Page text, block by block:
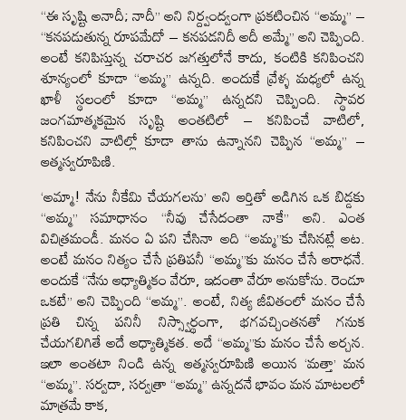
“ఈ సృష్టి అనాదీ; నాదీ” అని నిర్ద్వంద్వంగా ప్రకటించిన “అమ్మ” –
“కనపడుతున్న రూపమేదో – కనపడనిదీ అదీ అమ్మే” అని చెప్పింది.
అంటే కనిపిస్తున్న చరాచర జగత్తులోనే కాదు, కంటికి కనిపించని
శూన్యంలో కూడా “అమ్మ” ఉన్నది. అందుకే వ్రేళ్ళ మధ్యలో ఉన్న
ఖాళీ స్థలంలో కూడా “అమ్మ” ఉన్నదని చెప్పింది. స్థావర
జంగమాత్మకమైన సృష్టి అంతటిలో – కనిపించే వాటిలో,
కనిపించని వాటిల్లో కూడా తాను ఉన్నానని చెప్పిన “అమ్మ” –
ఆత్మస్వరూపిణి.
‘అమ్మా! నేను నీకేమి చేయగలను’ అని ఆర్తితో అడిగిన ఒక బిడ్డకు
“అమ్మ” సమాధానం “నీవు చేసేదంతా నాకే” అని. ఎంత
విచిత్రమండీ. మనం ఏ పని చేసినా అది “అమ్మ”కు చేసినట్లే అట.
అంటే మనం నిత్యం చేసే ప్రతిపనీ “అమ్మ”కు మనం చేసే ఆరాధనే.
అందుకే “నేను ఆధ్యాత్మికం వేరూ, ఇదంతా వేరూ అనుకోను. రెండూ
ఒకటే” అని చెప్పింది “అమ్మ”. అంటే, నిత్య జీవితంలో మనం చేసే
ప్రతి చిన్న పనినీ నిస్స్వార్థంగా, భగవచ్చింతనతో గనుక
చేయగలిగితే అదే ఆధ్యాత్మికత. అదే “అమ్మ”కు మనం చేసే అర్చన.
ఇలా అంతటా నిండి ఉన్న ఆత్మస్వరూపిణి అయిన ‘మత్తా’ మన
“అమ్మ”. సర్వదా, సర్వత్రా “అమ్మ” ఉన్నదనే భావం మన మాటలలో
మాత్రమే కాక,